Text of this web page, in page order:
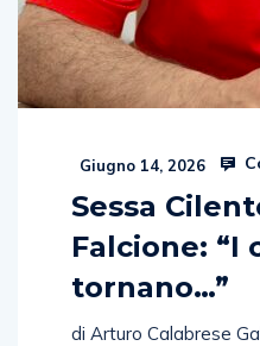
Giugno 14, 2026
Sessa
Falcione: “I
tornano…”
di Arturo Calabrese